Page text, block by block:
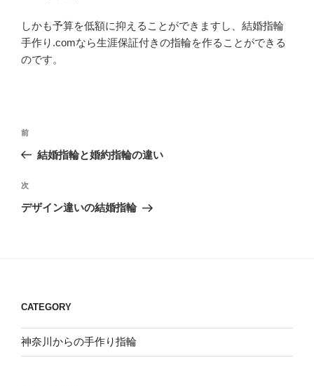
しかも予算を低額に抑えることができますし、結婚指輪
手作り.comなら生涯保証付きの指輪を作ることができる
のです。
投
ビ
ゲ
過
去
投
稿
前
結婚指輪と婚約指輪の違い
次
の
次
デザイン違いの結婚指輪
CATEGORY
神奈川からの手作り指輪